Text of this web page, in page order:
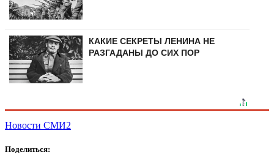
КАКИЕ СЕКРЕТЫ ЛЕНИНА НЕ
РАЗГАДАНЫ ДО СИХ ПОР
Новости СМИ2
Поделиться: